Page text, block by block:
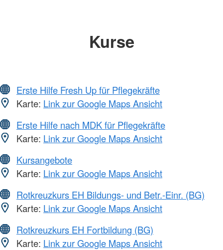
Kurse
Erste Hilfe Fresh Up für Pflegekräfte
Karte: Link zur Google Maps Ansicht
Erste Hilfe nach MDK für Pflegekräfte
Karte: Link zur Google Maps Ansicht
Kursangebote
Karte: Link zur Google Maps Ansicht
Rotkreuzkurs EH Bildungs- und Betr.-Einr. (BG)
Karte: Link zur Google Maps Ansicht
Rotkreuzkurs EH Fortbildung (BG)
Karte: Link zur Google Maps Ansicht